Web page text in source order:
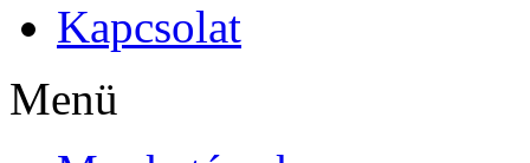
Kapcsolat
Menü